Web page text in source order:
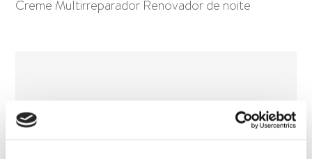
Creme Multirreparador Renovador de noite